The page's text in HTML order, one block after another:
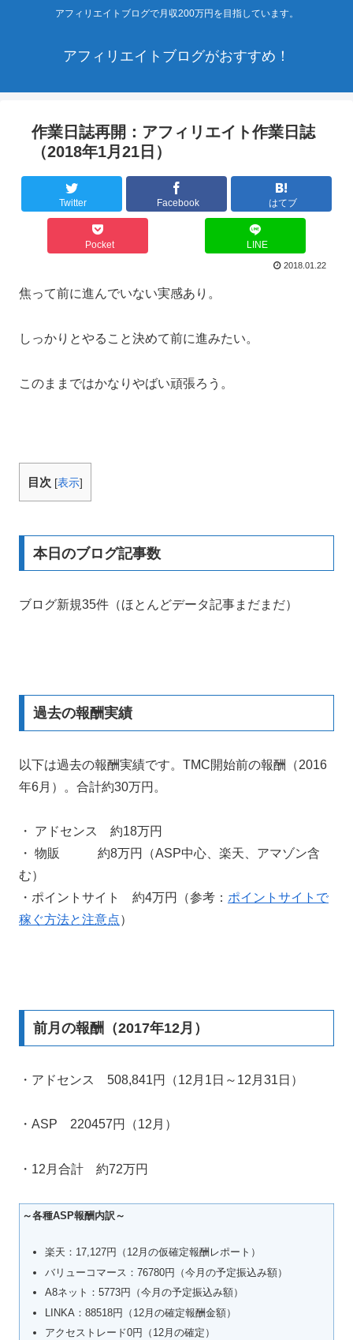
アフィリエイトブログで月収200万円を目指しています。
アフィリエイトブログがおすすめ！
作業日誌再開：アフィリエイト作業日誌
（2018年1月21日）
Twitter Facebook はてブ
Pocket LINE
2018.01.22
焦って前に進んでいない実感あり。
しっかりとやること決めて前に進みたい。
このままではかなりやばい頑張ろう。
目次 [表示]
本日のブログ記事数
ブログ新規35件（ほとんどデータ記事まだまだ）
過去の報酬実績
以下は過去の報酬実績です。TMC開始前の報酬（2016
年6月）。合計約30万円。
・ アドセンス 約18万円
・ 物販 約8万円（ASP中心、楽天、アマゾン含
む）
・ポイントサイト 約4万円（参考： ポイントサイトで
稼ぐ方法と注意点）
前月の報酬（2017年12月）
・アドセンス 508,841円（12月1日～12月31日）
・ASP 220457円（12月）
・12月合計 約72万円
～各種ASP報酬内訳～
楽天：17,127円（12月の仮確定報酬レポート）
バリューコマース：76780円（今月の予定振込み額）
A8ネット：5773円（今月の予定振込み額）
LINKA：88518円（12月の確定報酬金額）
アクセストレード0円（12月の確定）